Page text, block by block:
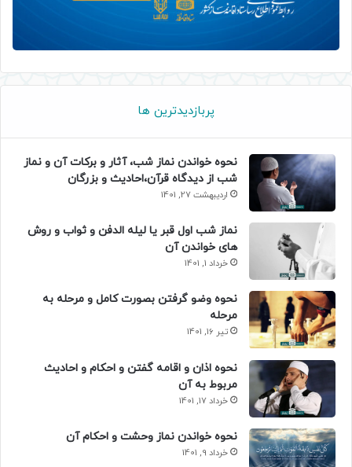
پربازدیدترین ها
نحوه خواندن نماز شب، آثار و برکات آن و نماز
شب از دیدگاه قرآن،احادیث و بزرگان
اردیبهشت 27, 1401
نماز شب اول قبر یا لیله الدفن و ثواب و روش
های خواندن آن
خرداد 1, 1401
نحوه وضو گرفتن بصورت کامل و مرحله به
مرحله
تیر 16, 1401
نحوه اذان و اقامه گفتن و احکام و احادیث
مربوط به آن
خرداد 17, 1401
نحوه خواندن نماز وحشت و احکام آن
خرداد 9, 1401